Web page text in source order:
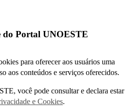
do Portal UNOESTE
para oferecer aos usuários uma
aos conteúdos e serviços oferecidos.
você pode consultar e declara estar
e Cookies.